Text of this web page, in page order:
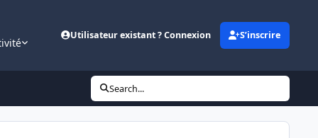
Utilisateur existant ? Connexion S’inscrire
Search...